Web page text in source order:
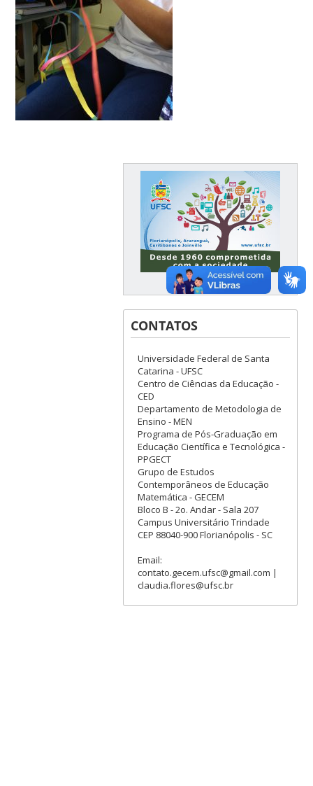
CONTATOS
Universidade Federal de Santa
Catarina - UFSC
Centro de Ciências da Educação -
CED
Departamento de Metodologia de
Ensino - MEN
Programa de Pós-Graduação em
Educação Científica e Tecnológica -
PPGECT
Grupo de Estudos
Contemporâneos de Educação
Matemática - GECEM
Bloco B - 2o. Andar - Sala 207
Campus Universitário Trindade
CEP 88040-900 Florianópolis - SC
Email:
contato.gecem.ufsc@gmail.com |
claudia.flores@ufsc.br